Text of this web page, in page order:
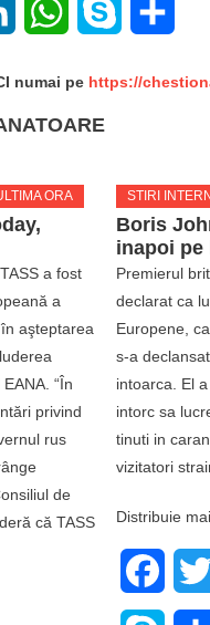
LinkedIn WhatsAppSkype
numai pe https://
ORA
a fost
a
aşteptarea
“În
privind
rus
de
că TASS
STIRI
Boris
inapoi pe
Premierul
declarat ca
Europene,
s-a
intoarca. El
intorc sa
tinuti in
vizitatori
Distribuie